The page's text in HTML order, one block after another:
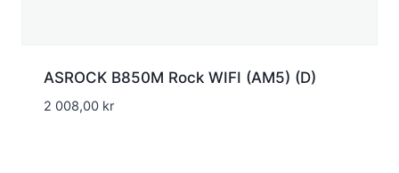
ASROCK B850M Rock WIFI (AM5) (D)
2 008,00 kr